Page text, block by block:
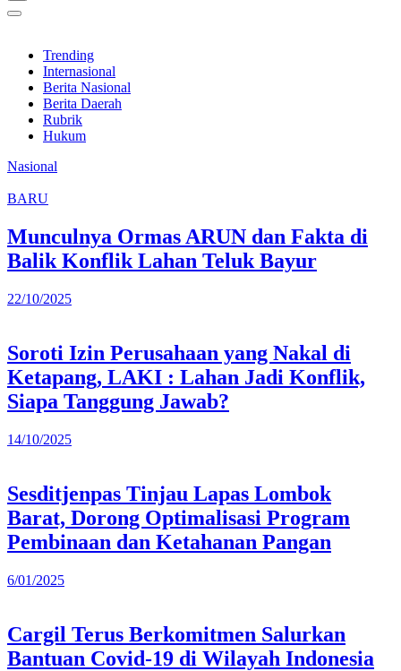
Trending
Internasional
Berita Nasional
Berita Daerah
Rubrik
Hukum
Nasional
BARU
Munculnya Ormas ARUN dan Fakta di
Balik Konflik Lahan Teluk Bayur
22/10/2025
Soroti Izin Perusahaan yang Nakal di
Ketapang, LAKI : Lahan Jadi Konflik,
Siapa Tanggung Jawab?
14/10/2025
Sesditjenpas Tinjau Lapas Lombok
Barat, Dorong Optimalisasi Program
Pembinaan dan Ketahanan Pangan
6/01/2025
Cargil Terus Berkomitmen Salurkan
Bantuan Covid-19 di Wilayah Indonesia